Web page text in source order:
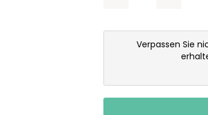
Verpassen Sie